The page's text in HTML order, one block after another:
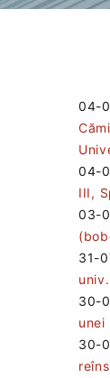
04-
04-
III,
03-
31-
30-
unei
30-